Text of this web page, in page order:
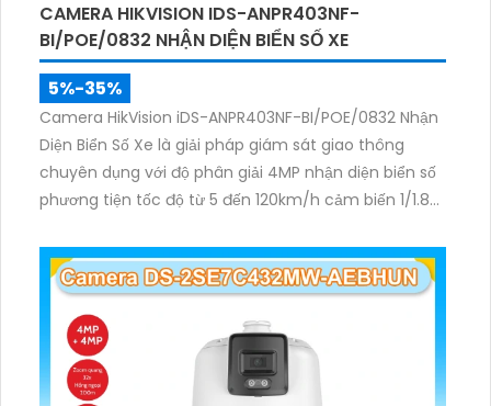
CAMERA HIKVISION IDS-ANPR403NF-
BI/POE/0832 NHẬN DIỆN BIỂN SỐ XE
5%-35%
Camera HikVision iDS-ANPR403NF-BI/POE/0832 Nhận
Diện Biển Số Xe là giải pháp giám sát giao thông
chuyên dụng với độ phân giải 4MP nhận diện biển số
phương tiện tốc độ từ 5 đến 120km/h cảm biến 1/1.8
ảnh rõ nét.